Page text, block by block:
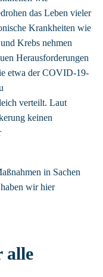
das Leben vieler
Krankheiten wie
Krebs nehmen
Herausforderungen
etwa der COVID-19-
verteilt. Laut
keinen
in Sachen
wir hier
alle